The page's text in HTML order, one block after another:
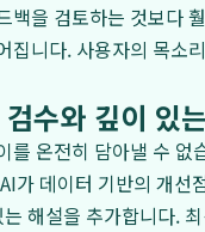
백을 검토하는 것보다
집니다. 사용자의 목소
수와 깊이 있
를 온전히 담아낼 수 없
가 데이터 기반의 개
해설을 추가합니다.